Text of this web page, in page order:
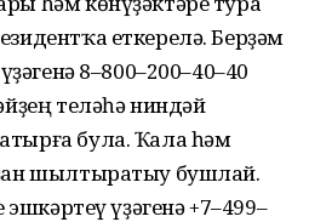
еткерелә. Берҙәм
8–800–200–40–40
теләһә ниндәй
була. Ҡала һәм
шылтыратыу бушлай.
үҙәгенә +7–499–